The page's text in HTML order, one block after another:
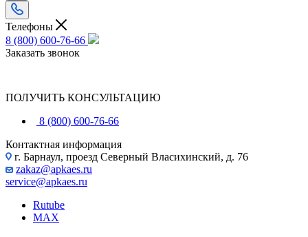
Телефоны
8 (800) 600-76-66
Заказать звонок
ПОЛУЧИТЬ КОНСУЛЬТАЦИЮ
8 (800) 600-76-66
Контактная информация
г. Барнаул, проезд Северный Власихинский, д. 76
zakaz@apkaes.ru
service@apkaes.ru
Rutube
MAX